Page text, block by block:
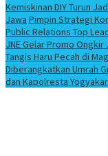
Kemiskinan DIY Turun
Jawa Pimpin Strategi
Public Relations Top
JNE Gelar Promo Ongkir
Tangis Haru Pecah di
Diberangkatkan Umrah
dan Kapolresta